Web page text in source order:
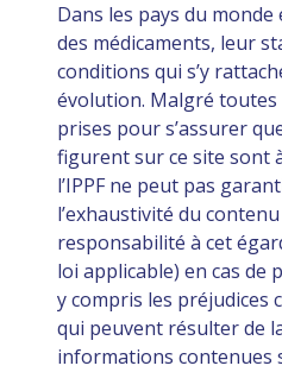
Dans les pays du
des médicaments, leur
conditions qui s’y
évolution. Malgré toutes
prises pour s’assurer
figurent sur ce site sont
l’IPPF ne peut pas
l’exhaustivité du
responsabilité à cet
loi applicable) en cas de
y compris les préjudices
qui peuvent résulter de
informations contenues